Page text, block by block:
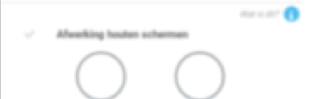
Wat is dit?
Afwerking houten schermen